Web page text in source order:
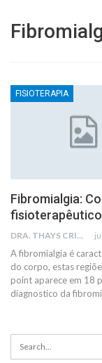
FISIOTERAPIA
Fibromialgia:
fisioterapêutico
DRA. THAYS CRISTINA RODRIGUES
A fibromialgia é
do corpo, estas
point aparece em 18
diagnostico da